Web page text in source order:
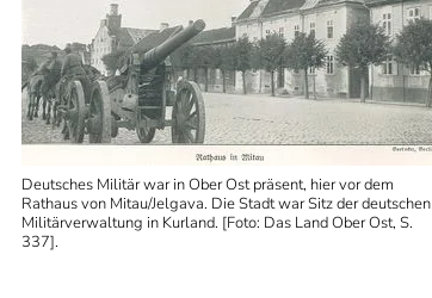
Deutsches Militär war in Ober Ost präsent, hier vor dem
Rathaus von Mitau/Jelgava. Die Stadt war Sitz der deutschen
Militärverwaltung in Kurland. [Foto: Das Land Ober Ost, S.
337].